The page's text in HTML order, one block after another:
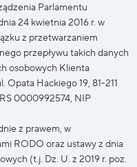
Parlamentu
24 kwietnia 2016 r. w
z przetwarzaniem
przepływu takich danych
osobowych Klienta
Opata Hackiego 19, 81-211
0000992574, NIP
z prawem, w
RODO oraz ustawy z dnia
(t.j. Dz. U. z 2019 r. poz.